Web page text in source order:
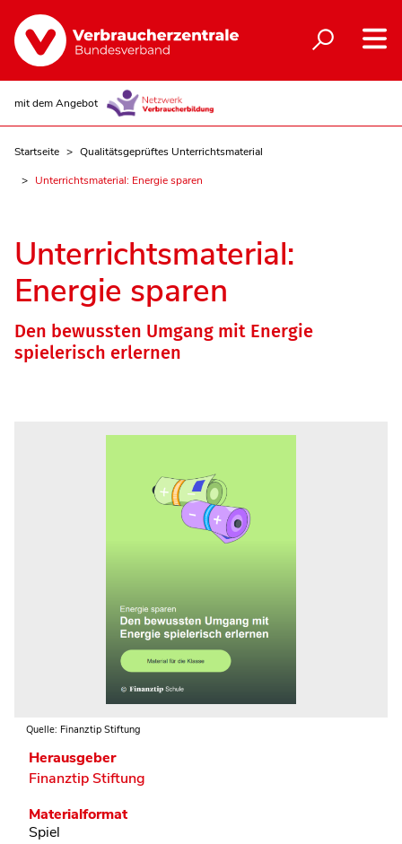
mit dem Angebot
Startseite
Qualitätsgeprüftes Unterrichtsmaterial
Unterrichtsmaterial: Energie sparen
Unterrichtsmaterial:
Energie sparen
Den bewussten Umgang mit Energie
spielerisch erlernen
Quelle: Finanztip Stiftung
Herausgeber
Finanztip Stiftung
Materialformat
Spiel